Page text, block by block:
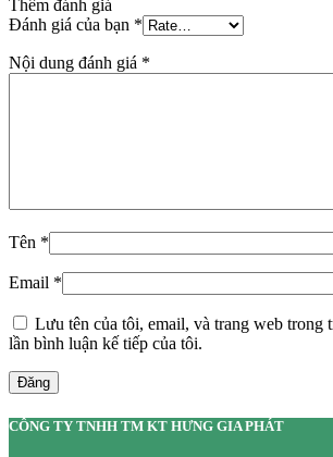
Thêm đánh giá
Đánh giá của bạn *
Nội dung đánh giá *
Tên *
Email *
Lưu tên của tôi, email, và trang web trong
lần bình luận kế tiếp của tôi.
Đăng
CÔNG TY TNHH TM KT HƯNG GIA PHÁT